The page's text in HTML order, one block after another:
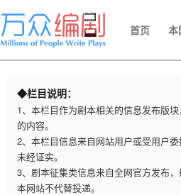
首页 本
◆栏目说明：
1、本栏目作为剧本相关的信息发布版
的内容。
2、本栏目信息来自网站用户或受用户
未经证实。
3、剧本征集类信息来自全网官方发布，
本网站不代替投递。